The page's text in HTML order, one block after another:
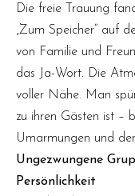
Die freie Trauung
„Zum Speicher“ auf
von Familie und
das Ja-Wort. Die
voller Nähe. Man
zu ihren Gästen ist –
Umarmungen und
Ungezwungene
Persönlichkeit